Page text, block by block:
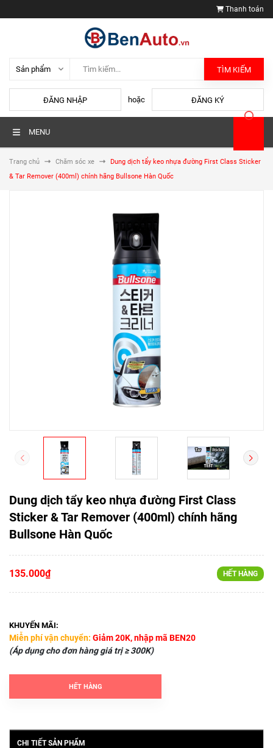
Thanh toán
TÌM KIẾM
ĐĂNG NHẬP hoặc ĐĂNG KÝ
MENU
Trang chủ Chăm sóc xe
Dung dịch tẩy keo nhựa đường First Class Sticker
& Tar Remover (400ml) chính hãng Bullsone Hàn Quốc
Dung dịch tẩy keo nhựa đường First Class
Sticker & Tar Remover (400ml) chính hãng
Bullsone Hàn Quốc
135.000₫ HẾT HÀNG
KHUYẾN MÃI:
Miễn phí vận chuyển: Giảm 20K, nhập mã BEN20
(Áp dụng cho đơn hàng giá trị ≥ 300K)
HẾT HÀNG
CHI TIẾT SẢN PHẨM